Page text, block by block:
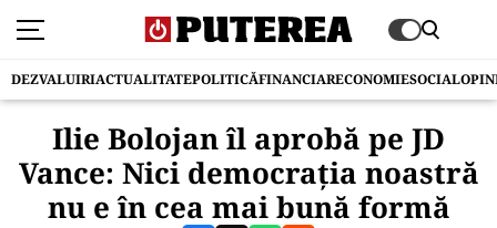
DEZVALUIRIACTUALITATEPOLITICĂFINANCIARECONOMIESOCIAL
Ilie Bolojan îl aprobă pe JD
Vance: Nici democrația noastră
nu e în cea mai bună formă